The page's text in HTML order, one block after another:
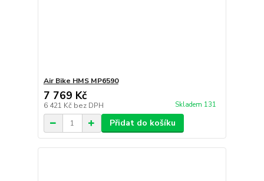
Air Bike HMS MP6590
7 769 Kč
6 421 Kč bez DPH Skladem 131
Přidat do košíku